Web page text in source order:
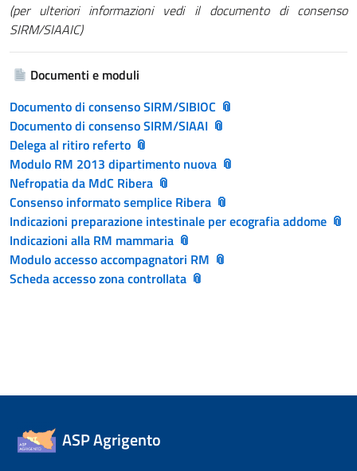
(per ulteriori informazioni vedi il documento di consenso
SIRM/SIAAIC)
Documenti e moduli
Documento di consenso SIRM/SIBIOC
Documento di consenso SIRM/SIAAI
Delega al ritiro referto
Modulo RM 2013 dipartimento nuova
Nefropatia da MdC Ribera
Consenso informato semplice Ribera
Indicazioni preparazione intestinale per ecografia addome
Indicazioni alla RM mammaria
Modulo accesso accompagnatori RM
Scheda accesso zona controllata
ASP Agrigento